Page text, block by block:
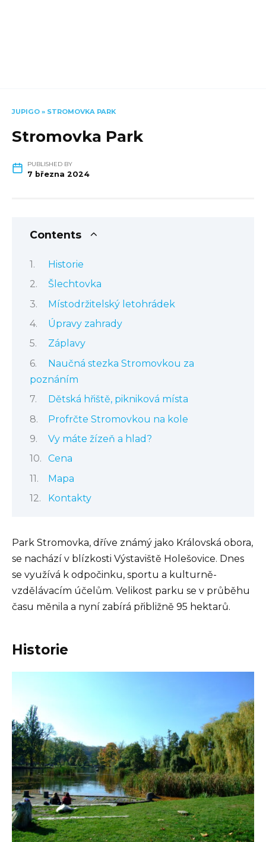
JUPIGO » STROMOVKA PARK
Stromovka Park
PUBLISHED BY
7 března 2024
Contents
Historie
Šlechtovka
Místodržitelský letohrádek
Úpravy zahrady
Záplavy
Naučná stezka Stromovkou za
poznáním
Dětská hřiště, pikniková místa
Profrčte Stromovkou na kole
Vy máte žízeň a hlad?
Cena
Mapa
Kontakty
Park Stromovka, dříve známý jako Královská obora,
se nachází v blízkosti Výstaviště Holešovice. Dnes
se využívá k odpočinku, sportu a kulturně-
vzdělávacím účelům. Velikost parku se v průběhu
času měnila a nyní zabírá přibližně 95 hektarů.
Historie